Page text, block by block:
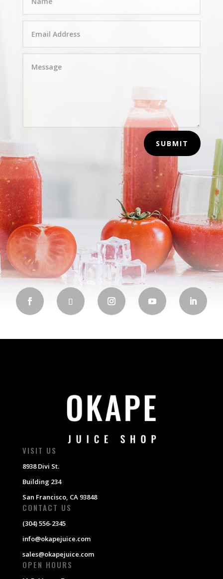
SUBMIT
VISIT US
8938 Divi St.
Building 234
San Francisco, CA 93848
CONTACT US
(304) 556-2345
info@okapejuice.com
sales@okapejuice.com
OPEN HOURS